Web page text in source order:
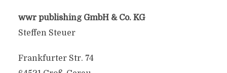
wwr publishing GmbH & Co. KG
Steffen Steuer
Frankfurter Str. 74